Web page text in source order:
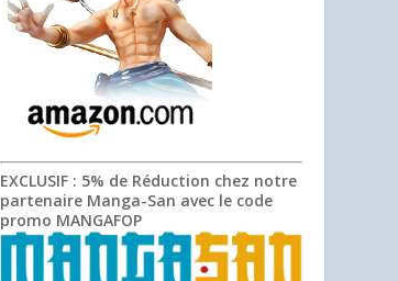
EXCLUSIF : 5% de Réduction chez notre
partenaire Manga-San avec le code
promo MANGAFOP